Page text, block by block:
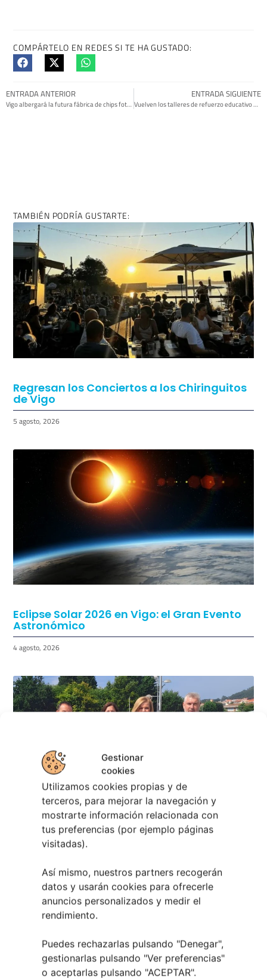
Gestionar
cookies
Utilizamos cookies propias y de
terceros, para mejorar la navegación y
mostrarte información relacionada con
tus preferencias (por ejemplo páginas
visitadas).
Así mismo, nuestros partners recogerán
datos y usarán cookies para ofrecerle
anuncios personalizados y medir el
rendimiento.
Puedes rechazarlas pulsando "Denegar",
gestionarlas pulsando "Ver preferencias"
o aceptarlas pulsando "ACEPTAR".
COMPÁRTELO EN REDES SI TE HA GUSTADO:
ENTRADA ANTERIOR
Vigo albergará la futura fábrica de chips fotónicos más importante de Europa
ENTRADA SIGUIENTE
Vuelven los talleres de refuerzo educativo del Concello
TAMBIÉN PODRÍA GUSTARTE:
Regresan los Conciertos a los Chiringuitos
de Vigo
5 agosto, 2026
Eclipse Solar 2026 en Vigo: el Gran Evento
Astronómico
4 agosto, 2026
Berete Rock 2026 | Festival de Rock de
Chapela
28 julio, 2026
Noticias de Ourenseplan
Festival Noites Teatrais de Vilamarín 2026
Verano Cultural de Seixalbo 2026 31 mayo,
2026